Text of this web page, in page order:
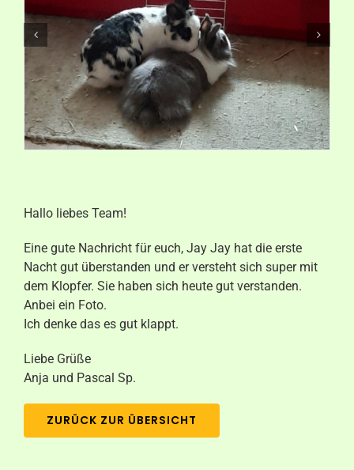
Aktuelles
Kontakt
Hallo liebes Team!
Eine gute Nachricht für euch, Jay Jay hat die erste
Nacht gut überstanden und er versteht sich super mit
dem Klopfer. Sie haben sich heute gut verstanden.
Anbei ein Foto.
Ich denke das es gut klappt.
Liebe Grüße
Anja und Pascal Sp.
ZURÜCK ZUR ÜBERSICHT